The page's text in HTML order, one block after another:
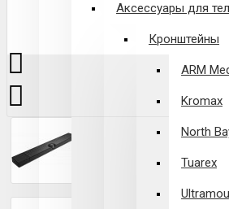
Аксессуары для
Кронштейны
ARM
Kromax
North
Tuarex